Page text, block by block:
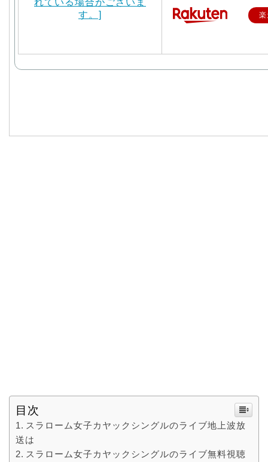
目次
スラローム女子カヤックシングルのライブ地上波放
送は
スラローム女子カヤックシングルのライブ無料視聴